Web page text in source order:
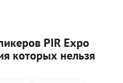
PIR Expo
которых нельзя